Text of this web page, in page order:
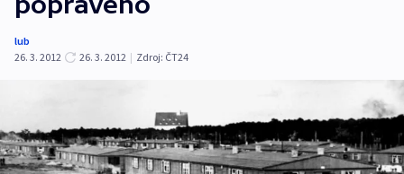
lub
26. 3. 2012
26. 3. 2012 | Zdroj: ČT24